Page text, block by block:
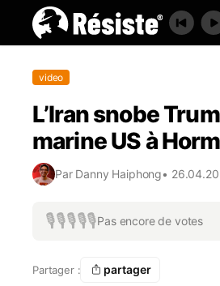
video
L’Iran snobe
marine US à
Par Danny Haiphong•
🎙️🎙️🎙️🎙️🎙️Pas encore de votes
Partager : partager